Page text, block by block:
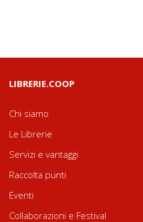
LIBRERIE.COOP
Chi siamo
Le Librerie
Servizi e vantaggi
Raccolta punti
Eventi
Collaborazioni e Festival